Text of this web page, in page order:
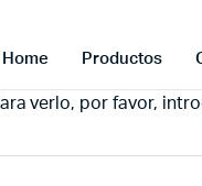
Home Productos
verlo, por favor,